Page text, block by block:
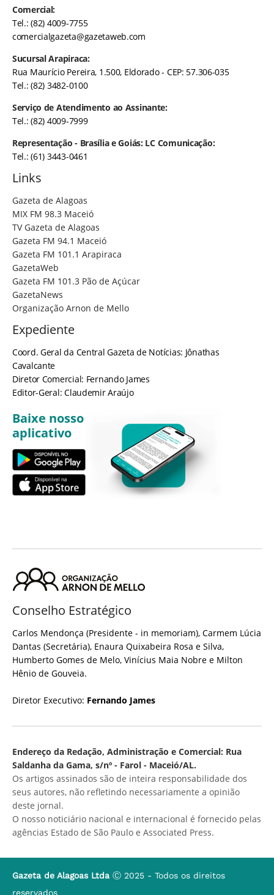
Comercial:
Tel.: (82) 4009-7755
comercialgazeta@gazetaweb.com
Sucursal Arapiraca:
Rua Maurício Pereira, 1.500, Eldorado - CEP: 57.306-035
Tel.: (82) 3482-0100
Serviço de Atendimento ao Assinante:
Tel.: (82) 4009-7999
Representação - Brasília e Goiás: LC Comunicação:
Tel.: (61) 3443-0461
Links
Gazeta de Alagoas
MIX FM 98.3 Maceió
TV Gazeta de Alagoas
Gazeta FM 94.1 Maceió
Gazeta FM 101.1 Arapiraca
GazetaWeb
Gazeta FM 101.3 Pão de Açúcar
GazetaNews
Organização Arnon de Mello
Expediente
Coord. Geral da Central Gazeta de Notícias: Jônathas
Cavalcante
Diretor Comercial: Fernando James
Editor-Geral: Claudemir Araújo
Baixe nosso
aplicativo
Conselho Estratégico
Carlos Mendonça (Presidente - in memoriam), Carmem Lúcia
Dantas (Secretária), Enaura Quixabeira Rosa e Silva,
Humberto Gomes de Melo, Vinícius Maia Nobre e Milton
Hênio de Gouveia.
Diretor Executivo: Fernando James
Endereço da Redação, Administração e Comercial: Rua
Saldanha da Gama, s/nº - Farol - Maceió/AL.
Os artigos assinados são de inteira responsabilidade dos
seus autores, não refletindo necessariamente a opinião
deste jornal.
O nosso noticiário nacional e internacional é fornecido pelas
agências Estado de São Paulo e Associated Press.
Gazeta de Alagoas Ltda Ⓒ 2025 - Todos os direitos
reservados